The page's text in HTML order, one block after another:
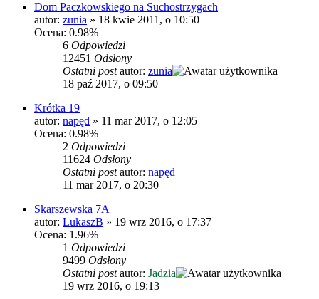
Dom Paczkowskiego na Suchostrzygach
autor: zunia » 18 kwie 2011, o 10:50
Ocena: 0.98%
6 Odpowiedzi
12451 Odsłony
Ostatni postautor: zunia
18 paź 2017, o 09:50
Krótka 19
autor: napęd » 11 mar 2017, o 12:05
Ocena: 0.98%
2 Odpowiedzi
11624 Odsłony
Ostatni postautor: napęd
11 mar 2017, o 20:30
Skarszewska 7A
autor: LukaszB » 19 wrz 2016, o 17:37
Ocena: 1.96%
1 Odpowiedzi
9499 Odsłony
Ostatni postautor: Jadzia
19 wrz 2016, o 19:13